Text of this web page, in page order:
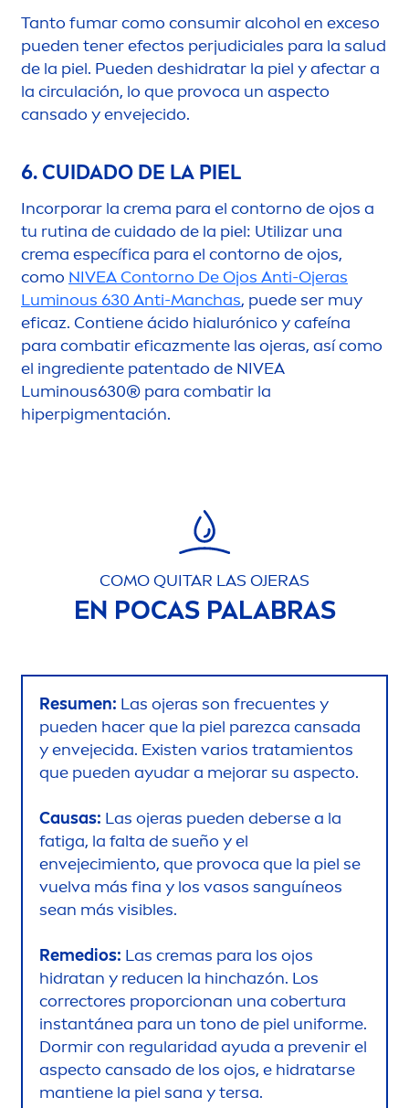
Tanto fumar como consumir alcohol en exceso
pueden tener efectos perjudiciales para la salud
de la piel. Pueden deshidratar la piel y afectar a
la circulación, lo que provoca un aspecto
cansado y envejecido.
6. CUIDADO DE LA PIEL
Incorporar la crema para el contorno de ojos a
tu rutina de cuidado de la piel: Utilizar una
crema específica para el contorno de ojos,
como NIVEA Contorno De Ojos Anti-Ojeras
Luminous 630 Anti-Manchas, puede ser muy
eficaz. Contiene ácido hialurónico y cafeína
para combatir eficazmente las ojeras, así como
el ingrediente patentado de NIVEA
Luminous630® para combatir la
hiperpigmentación.
COMO QUITAR LAS OJERAS
EN POCAS PALABRAS
Resumen: Las ojeras son frecuentes y
pueden hacer que la piel parezca cansada
y envejecida. Existen varios tratamientos
que pueden ayudar a mejorar su aspecto.
Causas: Las ojeras pueden deberse a la
fatiga, la falta de sueño y el
envejecimiento, que provoca que la piel se
vuelva más fina y los vasos sanguíneos
sean más visibles.
Remedios: Las cremas para los ojos
hidratan y reducen la hinchazón. Los
correctores proporcionan una cobertura
instantánea para un tono de piel uniforme.
Dormir con regularidad ayuda a prevenir el
aspecto cansado de los ojos, e hidratarse
mantiene la piel sana y tersa.